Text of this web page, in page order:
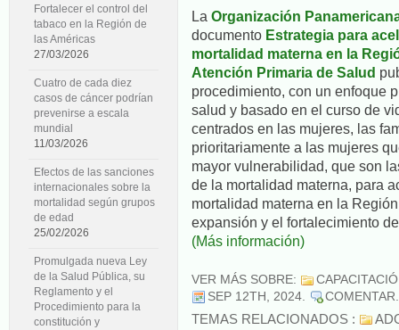
La Organización
documento Estrategia para
mortalidad materna en la
Atención Primaria de Salud
procedimiento, con un enfoque
salud y basado en el curso de
centrados en las mujeres, las
prioritariamente a las mujeres
mayor vulnerabilidad, que son
de la mortalidad materna, para
mortalidad materna en la
expansión y el fortalecimiento
(Más información)
VER MÁS SOBRE:
SEP 12TH, 2024. COMENTAR
TEMAS RELACIONADOS :
Fortalecer el control del
tabaco en la Región de
las Américas
27/03/2026
Cuatro de cada diez
casos de cáncer podrían
prevenirse a escala
mundial
11/03/2026
Efectos de las sanciones
internacionales sobre la
mortalidad según grupos
de edad
25/02/2026
Promulgada nueva Ley
de la Salud Pública, su
Reglamento y el
Procedimiento para la
constitución y